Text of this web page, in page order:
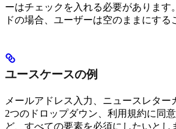
ーはチェックを入れる必要があります
ドの場合、ユーザーは空のままにする
ユースケースの例
メールアドレス入力、ニュースレター
2つのドロップダウン、利用規約に同
ど、すべての要素を必須にしたいとし